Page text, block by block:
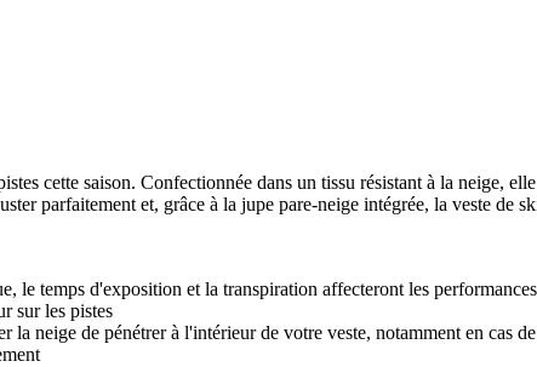
cette saison. Confectionnée dans un tissu résistant à la neige,
parfaitement et, grâce à la jupe pare-neige intégrée, la veste de
le temps d'exposition et la transpiration affecteront les
sur les pistes
la neige de pénétrer à l'intérieur de votre veste, notamment en cas